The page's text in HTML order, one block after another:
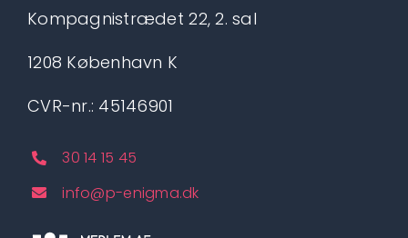
Kompagnistrædet 22, 2. sal
1208 København K
CVR-nr.: 45146901
30 14 15 45
info@p-enigma.dk